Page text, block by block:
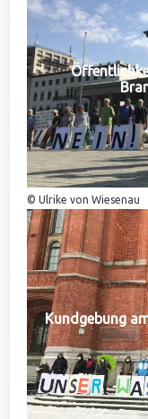
© Ulrike von Wiesenau
Kundgebung